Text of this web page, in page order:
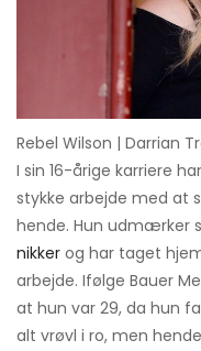
Rebel Wilson | Darrian
I sin 16-årige karriere
stykke arbejde med at
hende. Hun udmærker
nikker og har taget
arbejde. Ifølge Bauer
at hun var 29, da hun
alt vrøvl i ro, men